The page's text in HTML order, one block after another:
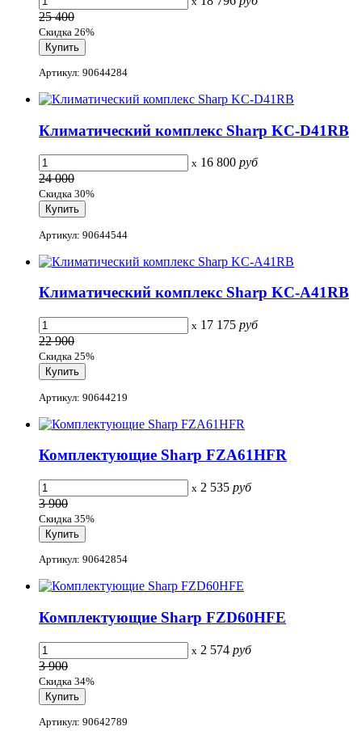
25 400
Скидка 26%
Артикул: 90644284
Климатический комплекс Sharp KC-D41RB
x 16 800 руб
24 000
Скидка 30%
Артикул: 90644544
Климатический комплекс Sharp KC-A41RB
x 17 175 руб
22 900
Скидка 25%
Артикул: 90644219
Комплектующие Sharp FZA61HFR
x 2 535 руб
3 900
Скидка 35%
Артикул: 90642854
Комплектующие Sharp FZD60HFE
x 2 574 руб
3 900
Скидка 34%
Артикул: 90642789